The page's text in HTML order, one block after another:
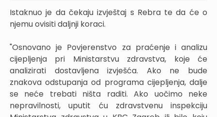
Istaknuo je da čekaju izvještaj s Rebra te da će o
njemu ovisiti daljnji koraci.
"Osnovano je Povjerenstvo za praćenje i analizu
cijepljenja pri Ministarstvu zdravstva, koje će
analizirati dostavljena izvješća. Ako ne bude
znakova odstupanja od programa cijepljenja, dalje
se neće trebati ništa raditi. Ako uočimo neke
nepravilnosti, uputit ću zdravstvenu inspekciju